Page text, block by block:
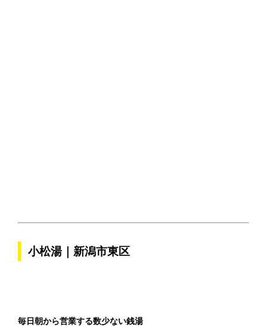
小松湯｜新潟市東区
毎日朝から営業する数少ない銭湯